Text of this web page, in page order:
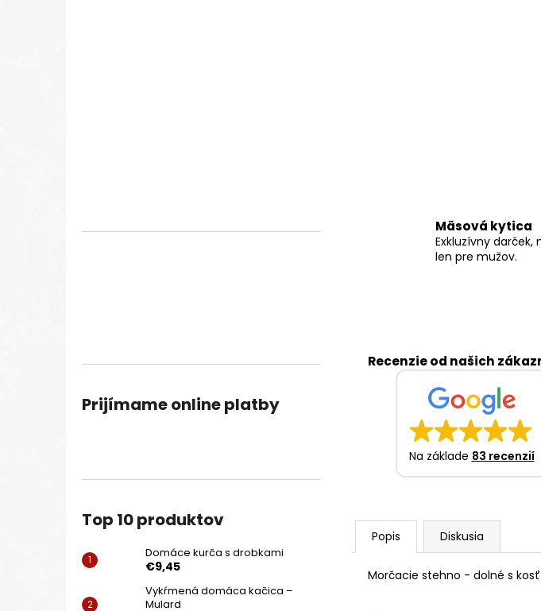
Prijímame online platby
Top 10 produktov
Domáce kurča s drobkami
€9,45
Vykŕmená domáca kačica –
Mulard
Mäsová kytica
Exkluzívny darček,
len pre mužov.
Recenzie od našich
Na základe 83 recenzií
Popis Diskusia
Morčacie stehno - dolné s